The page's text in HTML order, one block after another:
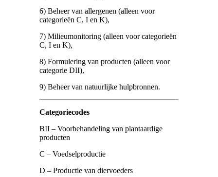
6) Beheer van allergenen (alleen voor
categorieën C, I en K),
7) Milieumonitoring (alleen voor categorieën
C, I en K),
8) Formulering van producten (alleen voor
categorie DII),
9) Beheer van natuurlijke hulpbronnen.
Categoriecodes
BII – Voorbehandeling van plantaardige
producten
C – Voedselproductie
D – Productie van diervoeders